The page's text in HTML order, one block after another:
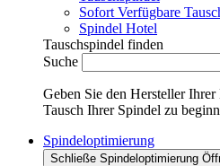
Sofort Verfügbare
Spindel Hotel
Tauschspindel finden
Suche
Geben Sie den Hersteller
Tausch Ihrer Spindel zu
Spindeloptimierung
Schließe Spindeloptimierung